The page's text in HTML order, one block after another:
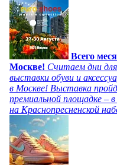
Всего
Москве! Считаем дни
выставки обуви и
в Москве! Выставка
премиальной площадке –
на Краснопресненской